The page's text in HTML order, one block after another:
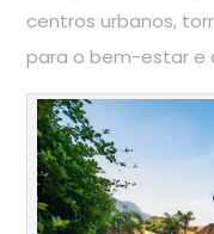
centros urbanos,
para o bem-estar e